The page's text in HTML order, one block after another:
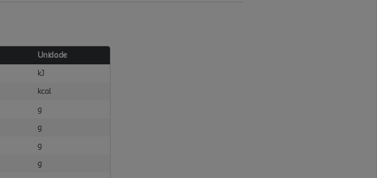
Unidade
kJ
kcal
g
g
g
g